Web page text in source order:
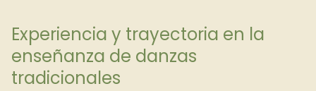
Experiencia y trayectoria en la
enseñanza de danzas
tradicionales